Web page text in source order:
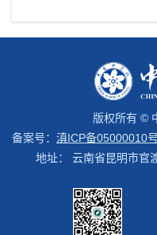
版权所有 ©
备案号： 滇ICP备05000010
地址： 云南省昆明市